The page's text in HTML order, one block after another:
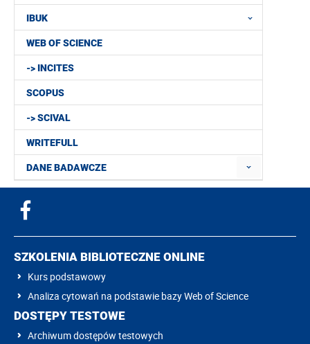
IBUK
WEB OF SCIENCE
-> INCITES
SCOPUS
-> SCIVAL
WRITEFULL
DANE BADAWCZE
SZKOLENIA BIBLIOTECZNE ONLINE
Kurs podstawowy
Analiza cytowań na podstawie bazy Web of Science
DOSTĘPY TESTOWE
Archiwum dostępów testowych